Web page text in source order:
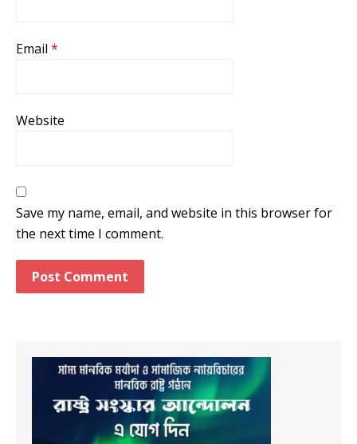
Email *
Website
Save my name, email, and website in this browser for
the next time I comment.